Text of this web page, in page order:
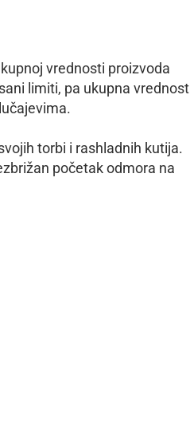
vrednosti proizvoda
limiti, pa ukupna vrednost
torbi i rashladnih kutija.
početak odmora na